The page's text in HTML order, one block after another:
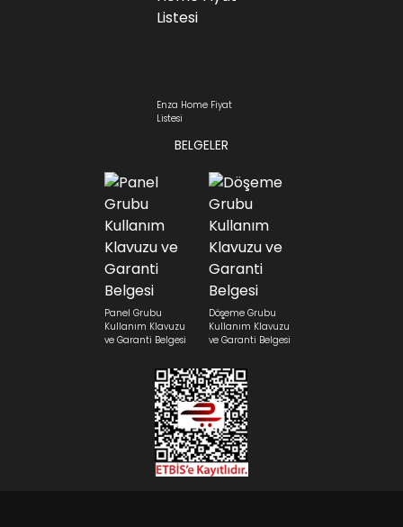
Enza Home Fiyat
Listesi
BELGELER
Panel Grubu
Kullanım Klavuzu
ve Garanti Belgesi
Döşeme Grubu
Kullanım Klavuzu
ve Garanti Belgesi